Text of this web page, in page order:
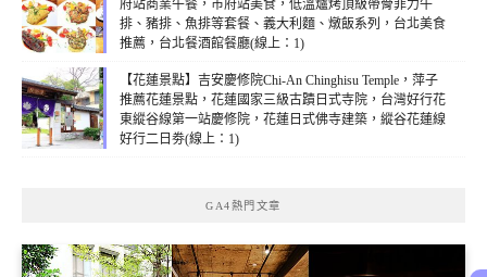
府站商業午餐，市府站美食，低溫爐烤頂級帶骨菲力牛
排、豬排、魚排等套餐、義大利麵、燉飯系列，台北美食
推薦，台北餐酒館餐廳(線上：1)
【花蓮景點】吉安慶修院Chi-An Chinghisu Temple，萍子
推薦花蓮景點，花蓮國家三級古蹟日式寺院，台灣好行花
東縱谷線第一站慶修院，花蓮日式佛寺建築，縱谷花蓮線
好行二日劵(線上：1)
GA4熱門文章